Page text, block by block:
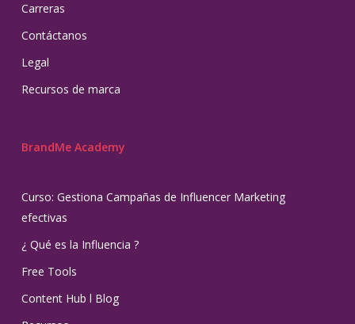
Carreras
Contáctanos
Legal
Recursos de marca
BrandMe Academy
Curso: Gestiona Campañas de Influencer Marketing
efectivas
¿ Qué es la Influencia ?
Free Tools
Content Hub l Blog